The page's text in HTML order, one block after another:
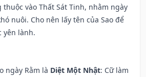
thuộc vào Thất Sát Tinh, nhằm ngày
nuôi. Cho nên lấy tên của Sao để
yên lành.
ngày Rằm là Diệt Một Nhật: Cữ làm